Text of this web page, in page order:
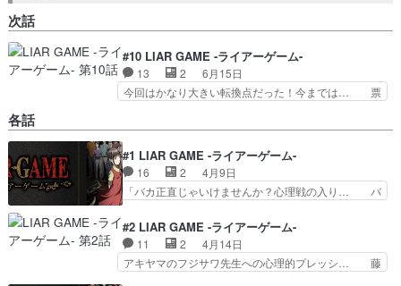
次話
#10 LIAR GAME -ライアーゲーム-
13 2
6月15日
今回はかなり大きい転換点だった！今までは… 票
ん、アキヤマの登場で一気にゲーム… 正直者のナ
オちゃんならではの素晴らしい采… ・正直者かど
うか試されるゲーム さすが… ナオの持ち物と
化したアキヤマの見事な作戦… ナオがトップに躍
り出た投票結果9回目の投… 秋山さんの票を売る
宣言。ここからどんどん…
各話
#1 LIAR GAME -ライアーゲーム-
16 2
4月9日
「バカ正直じゃいけませんか？心理戦の入り… バ
マのほうは見てないんですよね。主人公… 素敵な
プレゼント企画ありがとうございます… 「バカ正
直のナオ」。周りからそう呼ばれる… もうアニメ
化されているものだと思っていま… 非常におもし
#2 LIAR GAME -ライアーゲーム-
11 2
4月14日
アキヤマのフジサワ先生への心理的プレッシ… 藤